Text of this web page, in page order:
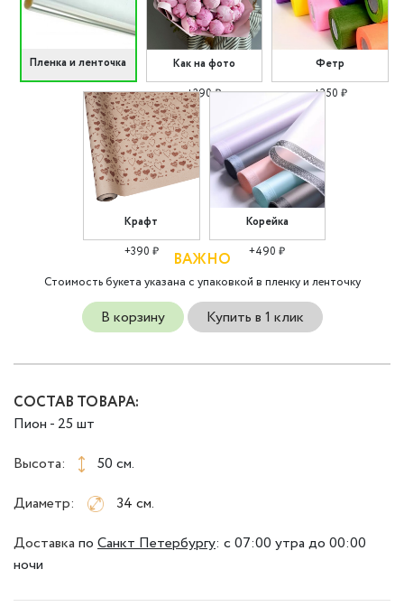
Пленка и ленточка
Как на фото
+290 ₽
Фетр
+350 ₽
Крафт
+390 ₽
Корейка
+490 ₽
ВАЖНО
Стоимость букета указана с упаковкой в пленку и ленточку
В корзину Купить в 1 клик
СОСТАВ ТОВАРА:
Пион - 25 шт
Высота:
50 см.
Диаметр:
34 см.
Доставка по Санкт Петербургу: с 07:00 утра до 00:00
ночи